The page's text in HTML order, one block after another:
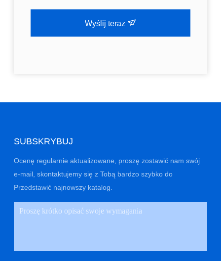
Wyślij teraz
SUBSKRYBUJ
Ocenę regularnie aktualizowane, proszę zostawić nam swój
e-mail, skontaktujemy się z Tobą bardzo szybko do
Przedstawić najnowszy katalog.